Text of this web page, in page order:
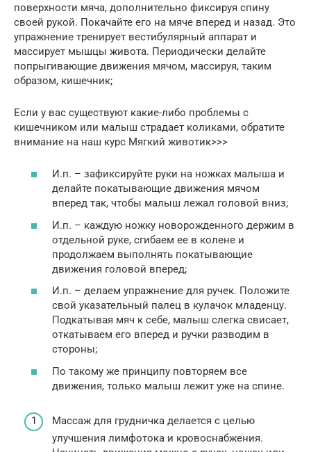
поверхности мяча, дополнительно фиксируя спину
своей рукой. Покачайте его на мяче вперед и назад. Это
упражнение тренирует вестибулярный аппарат и
массирует мышцы живота. Периодически делайте
попрыгивающие движения мячом, массируя, таким
образом, кишечник;
Если у вас существуют какие-либо проблемы с
кишечником или малыш страдает коликами, обратите
внимание на наш курс Мягкий животик>>>
И.п. – зафиксируйте руки на ножках малыша и
делайте покатывающие движения мячом
вперед так, чтобы малыш лежал головой вниз;
И.п. – каждую ножку новорожденного держим в
отдельной руке, сгибаем ее в колене и
продолжаем выполнять покатывающие
движения головой вперед;
И.п. – делаем упражнение для ручек. Положите
свой указательный палец в кулачок младенцу.
Подкатывая мяч к себе, малыш слегка свисает,
откатываем его вперед и ручки разводим в
стороны;
По такому же принципу повторяем все
движения, только малыш лежит уже на спине.
Массаж для грудничка делается с целью
улучшения лимфотока и кровоснабжения.